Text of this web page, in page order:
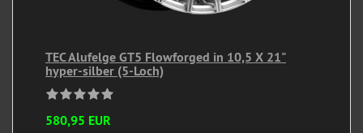
TEC Alufelge GT5 Flowforged in 10,5 X 21"
hyper-silber (5-Loch)
580,95 EUR